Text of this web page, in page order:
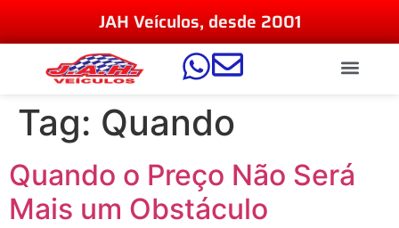
JAH Veículos, desde 2001
Tag: Quando
Quando o Preço Não Será
Mais um Obstáculo